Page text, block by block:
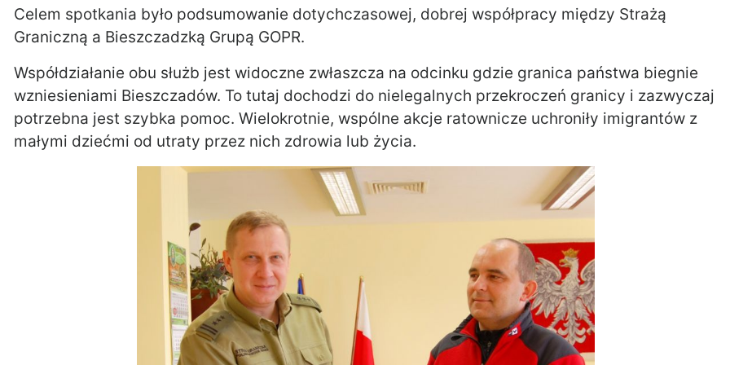
Celem spotkania było podsumowanie dotychczasowej, dobrej współpracy między Strażą
Graniczną a Bieszczadzką Grupą GOPR.
Współdziałanie obu służb jest widoczne zwłaszcza na odcinku gdzie granica państwa biegnie
wzniesieniami Bieszczadów. To tutaj dochodzi do nielegalnych przekroczeń granicy i zazwyczaj
potrzebna jest szybka pomoc. Wielokrotnie, wspólne akcje ratownicze uchroniły imigrantów z
małymi dziećmi od utraty przez nich zdrowia lub życia.